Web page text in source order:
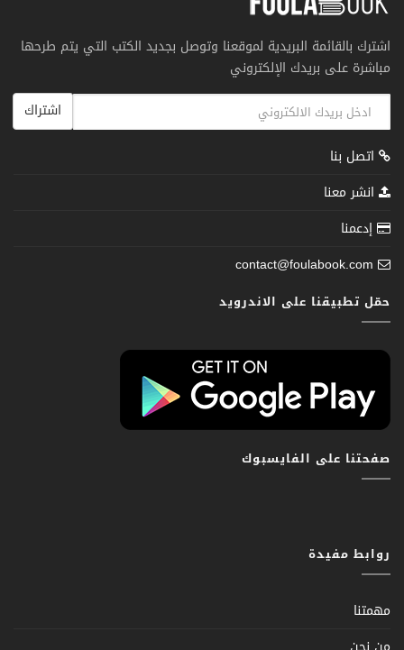
اشترك بالقائمة البريدية لموقعنا وتوصل بجديد الكتب التي يتم طرحها
مباشرة على بريدك الإلكتروني
اشتراك
اتصل بنا
انشر معنا
إدعمنا
contact@foulabook.com
حمّل تطبيقنا على الاندرويد
صفحتنا على الفايسبوك
روابط مفيدة
مهمتنا